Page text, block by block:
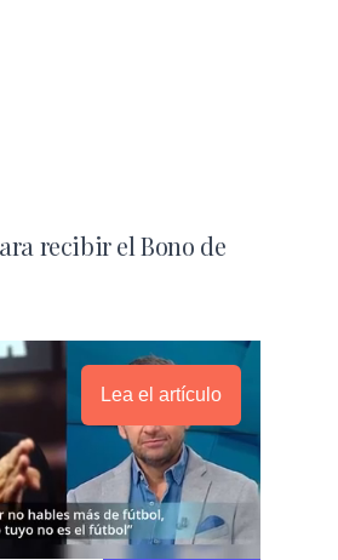
recibir el Bono de
Lea el artículo